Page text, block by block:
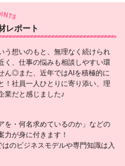
レポート
う想いのもと、無理なく続けられ
く、仕事の悩みも相談しやすい環
ん◎また、近年ではAIを積極的に
！社員一人ひとりに寄り添い、理
業だと感じました♪
・何名求めているのか」などの
力が身に付きます！
のビジネスモデルや専門知識は入